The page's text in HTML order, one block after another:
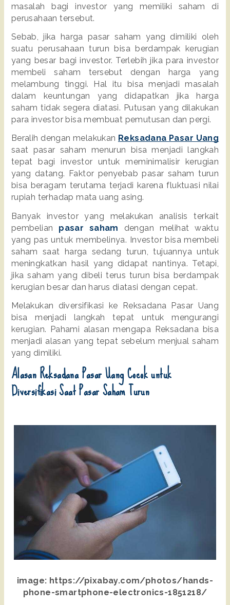
masalah bagi investor yang memiliki saham di
perusahaan tersebut.
Sebab, jika harga pasar saham yang dimiliki oleh
suatu perusahaan turun bisa berdampak kerugian
yang besar bagi investor. Terlebih jika para investor
membeli saham tersebut dengan harga yang
melambung tinggi. Hal itu bisa menjadi masalah
dalam keuntungan yang didapatkan jika harga
saham tidak segera diatasi. Putusan yang dilakukan
para investor bisa membuat pemutusan dan pergi.
Beralih dengan melakukan Reksadana Pasar Uang
saat pasar saham menurun bisa menjadi langkah
tepat bagi investor untuk meminimalisir kerugian
yang datang. Faktor penyebab pasar saham turun
bisa beragam terutama terjadi karena fluktuasi nilai
rupiah terhadap mata uang asing.
Banyak investor yang melakukan analisis terkait
pembelian pasar saham dengan melihat waktu
yang pas untuk membelinya. Investor bisa membeli
saham saat harga sedang turun, tujuannya untuk
meningkatkan hasil yang didapat nantinya. Tetapi,
jika saham yang dibeli terus turun bisa berdampak
kerugian besar dan harus diatasi dengan cepat.
Melakukan diversifikasi ke Reksadana Pasar Uang
bisa menjadi langkah tepat untuk mengurangi
kerugian. Pahami alasan mengapa Reksadana bisa
menjadi alasan yang tepat sebelum menjual saham
yang dimiliki.
Alasan Reksadana Pasar Uang Cocok untuk
Diversifikasi Saat Pasar Saham Turun
image: https://pixabay.com/photos/hands-
phone-smartphone-electronics-1851218/